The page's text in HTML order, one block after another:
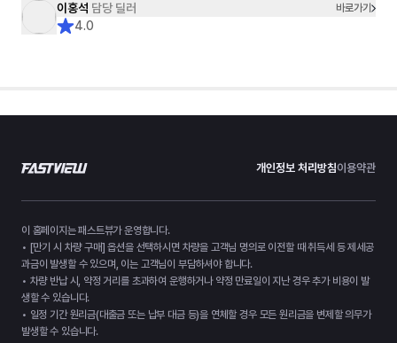
이홍석 담당 딜러 바로가기
4.0
개인정보 처리방침이용약관
이 홈페이지는 패스트뷰가 운영합니다.
• [만기 시 차량 구매] 옵션을 선택하시면 차량을 고객님 명의로 이전할 때 취득세 등 제세공
과금이 발생할 수 있으며, 이는 고객님이 부담하셔야 합니다.
• 차량 반납 시, 약정 거리를 초과하여 운행하거나 약정 만료일이 지난 경우 추가 비용이 발
생할 수 있습니다.
• 일정 기간 원리금(대출금 또는 납부 대금 등)을 연체할 경우 모든 원리금을 변제할 의무가
발생할 수 있습니다.